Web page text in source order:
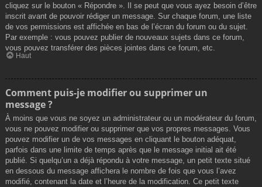
cliquez sur le bouton « Répondre ». Il se peut que vous ayez besoin d’être
inscrit avant de pouvoir rédiger un message. Sur chaque forum, une liste
de vos permissions est affichée en bas de l’écran du forum ou du sujet.
Par exemple : vous pouvez publier de nouveaux sujets dans ce forum,
vous pouvez transférer des pièces jointes dans ce forum, etc.
Haut
Comment puis-je modifier ou supprimer un
message ?
À moins que vous ne soyez un administrateur ou un modérateur du forum,
vous ne pouvez modifier ou supprimer que vos propres messages. Vous
pouvez modifier un de vos messages en cliquant le bouton adéquat,
parfois dans une limite de temps après que le message initial ait été
publié. Si quelqu’un a déjà répondu à votre message, un petit texte situé
en dessous du message affichera le nombre de fois que vous l’avez
modifié, contenant la date et l’heure de la modification. Ce petit texte